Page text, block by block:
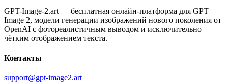
GPT-Image-2.art — бесплатная онлайн-платформа для GPT
Image 2, модели генерации изображений нового поколения от
OpenAI с фотореалистичным выводом и исключительно
чётким отображением текста.
Контакты
support@gpt-image2.art